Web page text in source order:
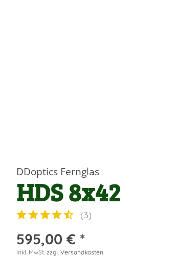
DDoptics Fernglas
HDS 8x42
(3)
595,00 € *
inkl. MwSt. zzgl. Versandkosten